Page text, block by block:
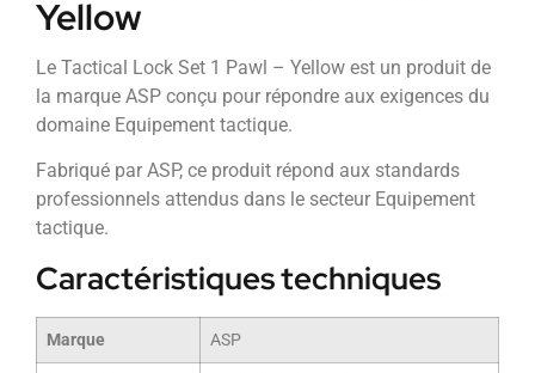
Yellow
Le Tactical Lock Set 1 Pawl – Yellow est un produit de
la marque ASP conçu pour répondre aux exigences du
domaine Equipement tactique.
Fabriqué par ASP, ce produit répond aux standards
professionnels attendus dans le secteur Equipement
tactique.
Caractéristiques techniques
Marque ASP